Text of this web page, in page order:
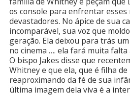
os console para enfrentar esses
devastadores. No ápice de sua
incomparável, sua voz que
geração. Ela deixou para trás
no cinema …. ela fará muita falta
O bispo Jakes disse que
Whitney e que ela, que é filha
reaproximando da fé de sua
última imagem dela viva é a